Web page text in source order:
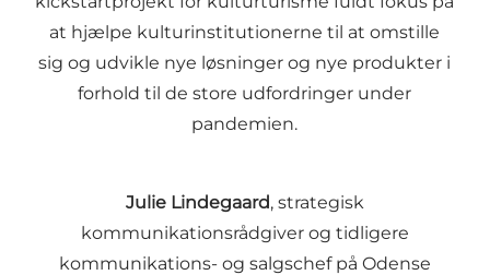
at hjælpe kulturinstitutionerne til at omstille
sig og udvikle nye løsninger og nye produkter i
forhold til de store udfordringer under
pandemien.
Julie Lindegaard, strategisk
kommunikationsrådgiver og tidligere
kommunikations- og salgschef på Odense